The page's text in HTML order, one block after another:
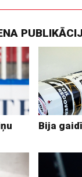
Bija